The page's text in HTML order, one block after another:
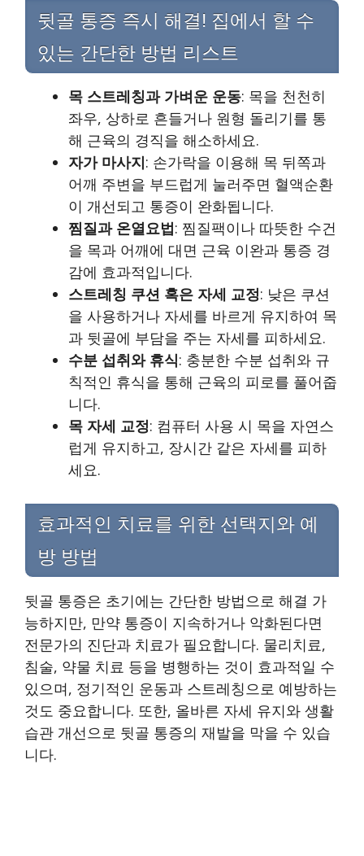
뒷골 통증 즉시 해결! 집에서 할 수
있는 간단한 방법 리스트
목 스트레칭과 가벼운 운동: 목을 천천히
좌우, 상하로 흔들거나 원형 돌리기를 통
해 근육의 경직을 해소하세요.
자가 마사지: 손가락을 이용해 목 뒤쪽과
어깨 주변을 부드럽게 눌러주면 혈액순환
이 개선되고 통증이 완화됩니다.
찜질과 온열요법: 찜질팩이나 따뜻한 수건
을 목과 어깨에 대면 근육 이완과 통증 경
감에 효과적입니다.
스트레칭 쿠션 혹은 자세 교정: 낮은 쿠션
을 사용하거나 자세를 바르게 유지하여 목
과 뒷골에 부담을 주는 자세를 피하세요.
수분 섭취와 휴식: 충분한 수분 섭취와 규
칙적인 휴식을 통해 근육의 피로를 풀어줍
니다.
목 자세 교정: 컴퓨터 사용 시 목을 자연스
럽게 유지하고, 장시간 같은 자세를 피하
세요.
효과적인 치료를 위한 선택지와 예
방 방법
뒷골 통증은 초기에는 간단한 방법으로 해결 가
능하지만, 만약 통증이 지속하거나 악화된다면
전문가의 진단과 치료가 필요합니다. 물리치료,
침술, 약물 치료 등을 병행하는 것이 효과적일 수
있으며, 정기적인 운동과 스트레칭으로 예방하는
것도 중요합니다. 또한, 올바른 자세 유지와 생활
습관 개선으로 뒷골 통증의 재발을 막을 수 있습
니다.